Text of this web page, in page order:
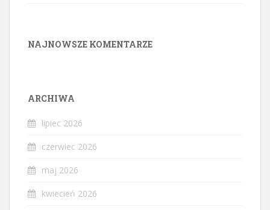
NAJNOWSZE KOMENTARZE
ARCHIWA
lipiec 2026
czerwiec 2026
maj 2026
kwiecień 2026